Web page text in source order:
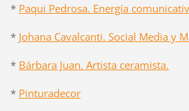
* Paqui Pedrosa. Energía
* Johana Cavalcanti. Social Media y
* Bárbara Juan. Artista ceramista.
* Pinturadecor